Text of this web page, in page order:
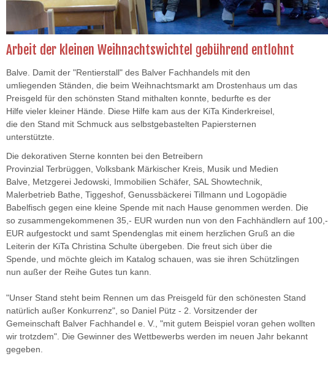
Arbeit der kleinen Weihnachtswichtel gebührend entlohnt
Balve. Damit der "Rentierstall" des Balver Fachhandels mit den
umliegenden Ständen, die beim Weihnachtsmarkt am Drostenhaus um das
Preisgeld für den schönsten Stand mithalten konnte, bedurfte es der
Hilfe vieler kleiner Hände. Diese Hilfe kam aus der KiTa Kinderkreisel,
die den Stand mit Schmuck aus selbstgebastelten Papiersternen
unterstützte.
Die dekorativen Sterne konnten bei den Betreibern
Provinzial Terbrüggen, Volksbank Märkischer Kreis, Musik und Medien
Balve, Metzgerei Jedowski, Immobilien Schäfer, SAL Showtechnik,
Malerbetrieb Bathe, Tiggeshof, Genussbäckerei Tillmann und Logopädie
Babelfisch gegen eine kleine Spende mit nach Hause genommen werden. Die
so zusammengekommenen 35,- EUR wurden nun von den Fachhändlern auf 100,-
EUR aufgestockt und samt Spendenglas mit einem herzlichen Gruß an die
Leiterin der KiTa Christina Schulte übergeben. Die freut sich über die
Spende, und möchte gleich im Katalog schauen, was sie ihren Schützlingen
nun außer der Reihe Gutes tun kann.
"Unser Stand steht beim Rennen um das Preisgeld für den schönesten Stand
natürlich außer Konkurrenz", so Daniel Pütz - 2. Vorsitzender der
Gemeinschaft Balver Fachhandel e. V., "mit gutem Beispiel voran gehen wollten
wir trotzdem". Die Gewinner des Wettbewerbs werden im neuen Jahr bekannt
gegeben.